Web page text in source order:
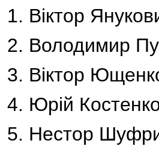
1. Віктор
2. Володимир
3. Віктор
4. Юрій
5. Нестор